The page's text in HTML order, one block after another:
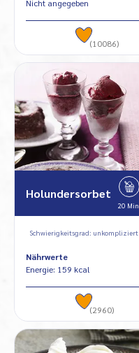
Nicht angegeben
(10086)
Holundersorbet
20 Min.
Schwierigkeitsgrad: unkompliziert
Nährwerte
Energie: 159 kcal
(2960)